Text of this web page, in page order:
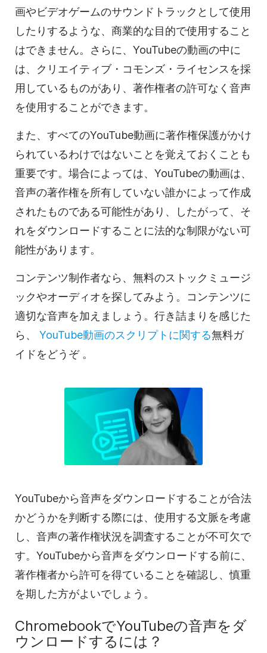
画やビデオゲームのサウンドトラックとして使用
したりするような、商業的な目的で使用すること
はできません。さらに、YouTubeの動画の中に
は、クリエイティブ・コモンズ・ライセンスを採
用しているものがあり、著作権者の許可なく音声
を使用することができます。
また、すべてのYouTube動画に著作権保護がかけ
られているわけではないことを覚えておくことも
重要です。場合によっては、YouTubeの動画は、
音声の著作権を所有していない誰かによって作成
されたものである可能性があり、したがって、そ
れをダウンロードすることに法的な制限がない可
能性があります。
コンテンツ制作者なら、無料のストックミュージ
ックやオーディオを探してみよう。コンテンツに
適切な音声を加えましょう。行き詰まりを感じた
ら、 YouTube動画のスクリプトに関する無料ガ
イドをどうぞ 。
YouTubeから音声をダウンロードすることが合法
かどうかを判断する際には、使用する文脈を考慮
し、音声の著作権状況を調査することが不可欠で
す。YouTubeから音声をダウンロードする前に、
著作権者から許可を得ていることを確認し、慎重
を期した方がよいでしょう。
ChromebookでYouTubeの音声をダ
ウンロードするには？